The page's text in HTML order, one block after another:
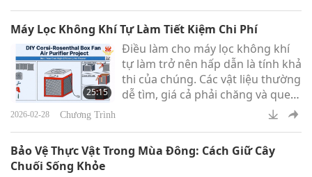
mạc”.
Máy Lọc Không Khí Tự Làm Tiết Kiệm Chi Phí
25:15
Điều làm cho máy lọc không khí
tự làm trở nên hấp dẫn là tính khả
thi của chúng. Các vật liệu thường
dễ tìm, giá cả phải chăng và quen
thuộc. Nhiều thiết kế sử dụng các
phương mà không cần thiết bị
2026-02-28 Chương Trình
Bảo Vệ Thực Vật Trong Mùa Đông: Cách Giữ Cây
Chuối Sống Khỏe